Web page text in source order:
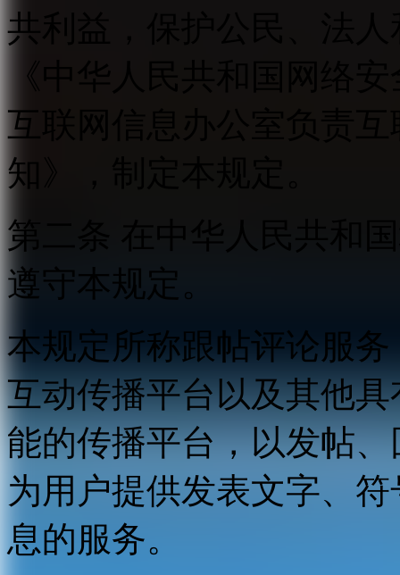
共利益，保护公民、法
《中华人民共和国网络
互联网信息办公室负责
知》，制定本规定。
第二条 在中华人民共和
遵守本规定。
本规定所称跟帖评论服
互动传播平台以及其他
能的传播平台，以发帖
为用户提供发表文字、
息的服务。